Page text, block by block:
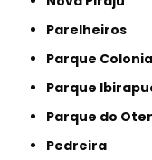
Parelheiros
Parque
Parque
Parque do
Pedreira